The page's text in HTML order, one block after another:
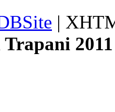
|
2011